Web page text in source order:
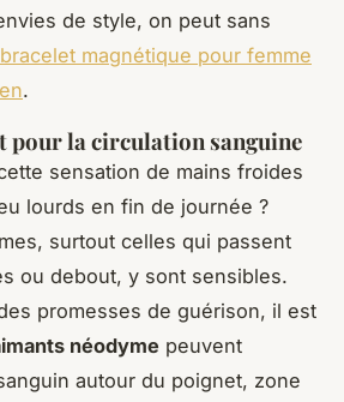
de style, on peut sans
magnétique pour femme
.
pour la circulation sanguine
sensation de mains froides
lourds en fin de journée ?
surtout celles qui passent
ou debout, y sont sensibles.
promesses de guérison, il est
néodyme peuvent
autour du poignet, zone